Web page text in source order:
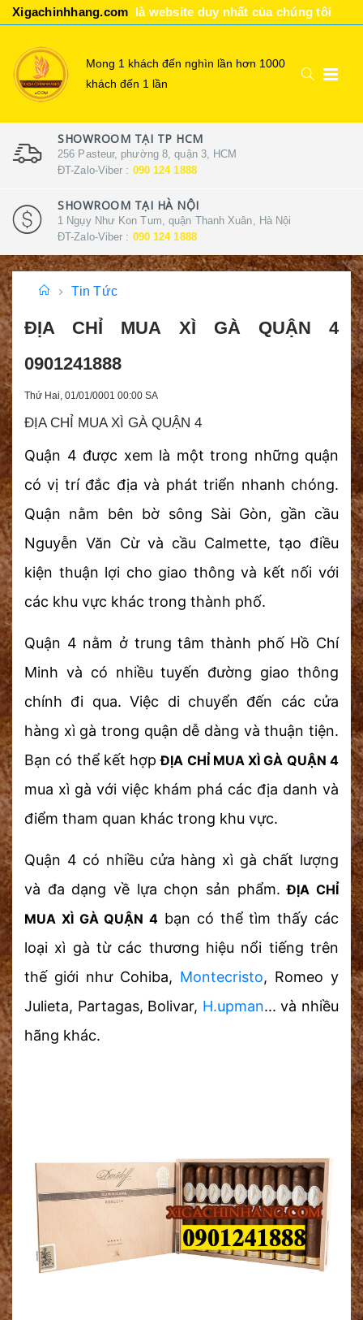
Xigachinhhang.com là website duy nhất của chúng tôi
Mong 1 khách đến nghìn lần hơn 1000
khách đến 1 lần
SHOWROOM TẠI TP HCM
256 Pasteur, phường 8, quận 3, HCM
ĐT-Zalo-Viber : 090 124 1888
SHOWROOM TẠI HÀ NỘI
1 Ngụy Như Kon Tum, quận Thanh Xuân, Hà Nội
ĐT-Zalo-Viber : 090 124 1888
Tin Tức
ĐỊA CHỈ MUA XÌ GÀ QUẬN 4
0901241888
Thứ Hai, 01/01/0001 00:00 SA
ĐỊA CHỈ MUA XÌ GÀ QUẬN 4
Quận 4 được xem là một trong những quận
có vị trí đắc địa và phát triển nhanh chóng.
Quận nằm bên bờ sông Sài Gòn, gần cầu
Nguyễn Văn Cừ và cầu Calmette, tạo điều
kiện thuận lợi cho giao thông và kết nối với
các khu vực khác trong thành phố.
Quận 4 nằm ở trung tâm thành phố Hồ Chí
Minh và có nhiều tuyến đường giao thông
chính đi qua. Việc di chuyển đến các cửa
hàng xì gà trong quận dễ dàng và thuận tiện.
Bạn có thể kết hợpĐỊA CHỈ MUA XÌ GÀ QUẬN 4
mua xì gà với việc khám phá các địa danh và
điểm tham quan khác trong khu vực.
Quận 4 có nhiều cửa hàng xì gà chất lượng
và đa dạng về lựa chọn sản phẩm.ĐỊA CHỈ
MUA XÌ GÀ QUẬN 4 bạn có thể tìm thấy các
loại xì gà từ các thương hiệu nổi tiếng trên
thế giới như Cohiba, Montecristo, Romeo y
Julieta, Partagas, Bolivar, H.upman... và nhiều
hãng khác.